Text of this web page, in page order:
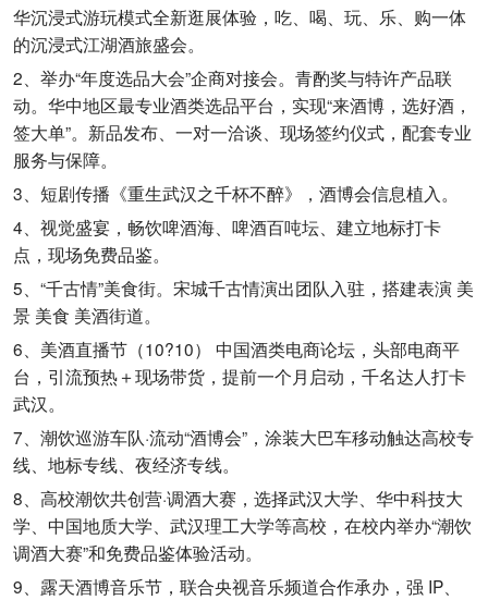
华沉浸式游玩模式全新逛展体验，吃、喝、玩、乐、购一体
的沉浸式江湖酒旅盛会。
2、举办“年度选品大会”企商对接会。青酌奖与特许产品联
动。华中地区最专业酒类选品平台，实现“来酒博，选好酒，
签大单”。新品发布、一对一洽谈、现场签约仪式，配套专业
服务与保障。
3、短剧传播《重生武汉之千杯不醉》，酒博会信息植入。
4、视觉盛宴，畅饮啤酒海、啤酒百吨坛、建立地标打卡
点，现场免费品鉴。
5、“千古情”美食街。宋城千古情演出团队入驻，搭建表演 美
景 美食 美酒街道。
6、美酒直播节（10?10） 中国酒类电商论坛，头部电商平
台，引流预热＋现场带货，提前一个月启动，千名达人打卡
武汉。
7、潮饮巡游车队·流动“酒博会”，涂装大巴车移动触达高校专
线、地标专线、夜经济专线。
8、高校潮饮共创营·调酒大赛，选择武汉大学、华中科技大
学、中国地质大学、武汉理工大学等高校，在校内举办“潮饮
调酒大赛”和免费品鉴体验活动。
9、露天酒博音乐节，联合央视音乐频道合作承办，强 IP、